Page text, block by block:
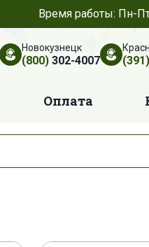
Время работы: Пн-
Новокузнецк
(800)302-4007 (391)
Оплата